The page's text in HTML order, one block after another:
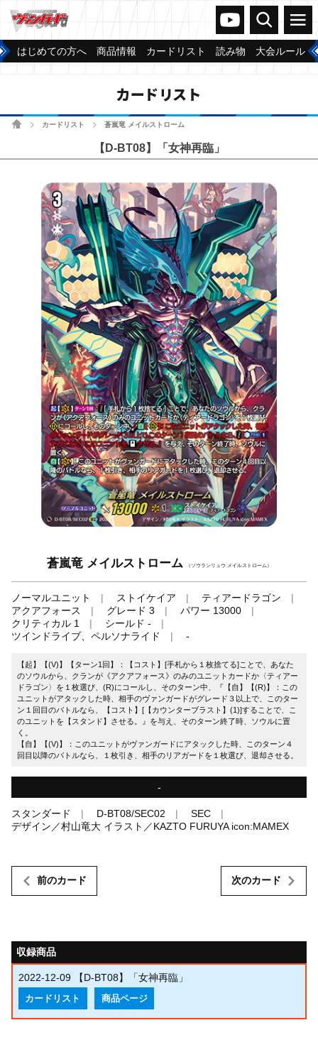
ヴァンガードch
検索 メニュー
はじめての方へ 商品情報 カードリスト 読み物 大会ルール
カードリスト
ホームカードリスト 蒼嵐竜 メイルストローム
【D-BT08】「女神再臨」
蒼嵐竜 メイルストローム （ソウランリュウ メイルストローム）
ノーマルユニット ストイケイア
ティアードラゴン
アクアフォース
グレード 3
パワー 13000
クリティカル 1
シールド -
ツインドライブ、ペルソナライド
-
【起】【(V)】【ターン1回】：【コスト】[手札から１枚捨てる]ことで、あなた
のソウルから、クランが《アクアフォース》のみのユニットカードか〈ティアー
ドラゴン〉を１枚選び、(R)にコールし、そのターン中、『【自】【(R)】：この
ユニットがアタックした時、相手のヴァンガードがグレード３以上で、このター
ン１回目のバトルなら、【コスト】[【カウンターブラスト】(1)]することで、こ
のユニットを【スタンド】させる。』を与え、そのターン終了時、ソウルに置
く。
【自】【(V)】：このユニットがヴァンガードにアタックした時、このターン４
回目以降のバトルなら、１枚引き、相手のリアガードを１枚選び、退却させる。
-
スタンダード D-BT08/SEC02
SEC
デザイン／村山竜大 イラスト／KAZTO FURUYA icon:MAMEX
前のカード 次のカード
収録商品
2022-12-09 【D-BT08】「女神再臨」
カードリスト 商品ページ